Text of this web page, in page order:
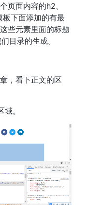
页面内容的h2、
下面添加的有最
些元素里面的标题
目录的生成。
，看下正文的区
。